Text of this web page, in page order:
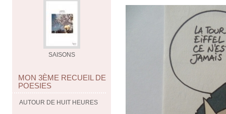
SAISONS
MON 3ÈME RECUEIL DE
POESIES
AUTOUR DE HUIT HEURES